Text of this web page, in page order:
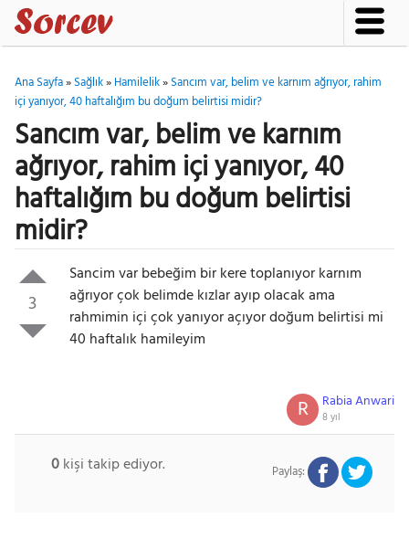
Ana Sayfa»Sağlık»Hamilelik»Sancım var, belim ve karnım ağrıyor, rahim
içi yanıyor, 40 haftalığım bu doğum belirtisi midir?
Sancım var, belim ve karnım
ağrıyor, rahim içi yanıyor, 40
haftalığım bu doğum belirtisi
midir?
3
Sancim var bebeğim bir kere toplanıyor karnım
ağrıyor çok belimde kızlar ayıp olacak ama
rahmimin içi çok yanıyor açıyor doğum belirtisi mi
40 haftalık hamileyim
Rabia Anwari
8 yıl
R
0kişi takip ediyor. Paylaş: